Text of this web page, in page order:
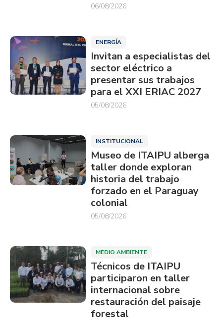
06/08/2026
ENERGÍA
Invitan a especialistas del
sector eléctrico a
presentar sus trabajos
para el XXI ERIAC 2027
05/08/2026
INSTITUCIONAL
Museo de ITAIPU alberga
taller donde exploran
historia del trabajo
forzado en el Paraguay
colonial
05/08/2026
MEDIO AMBIENTE
Técnicos de ITAIPU
participaron en taller
internacional sobre
restauración del paisaje
forestal